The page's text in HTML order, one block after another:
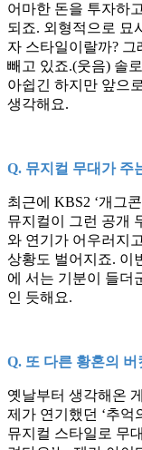
어마한 돈을 투자하
되죠. 외형적으로 묘
자 스타일이랄까?
빼고 있죠.(웃음) 솔
아쉽긴 하지만 앞으
생각해요.
Q. 뮤지컬 무대가 주
최근에 KBS2 ‘개그
뮤지컬이 그런 공개
와 연기가 어우러지
상황도 벌어지죠. 이
에 서는 기분이 들더
인 듯해요.
Q. 또 다른 황혼의
옛날부터 생각해온
제가 연기했던 ‘추억
뮤지컬 스타일로 무